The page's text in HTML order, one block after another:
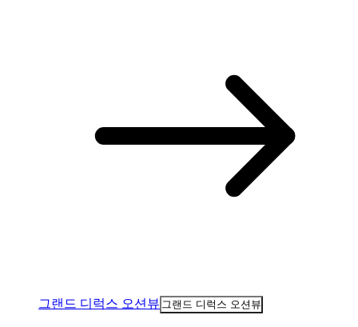
그랜드 디럭스 오션뷰 그랜드 디럭스 오션뷰